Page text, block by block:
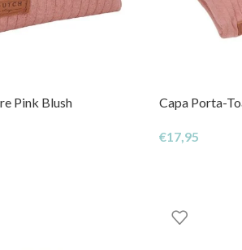
Pink Blush Capa Porta-
€17,95